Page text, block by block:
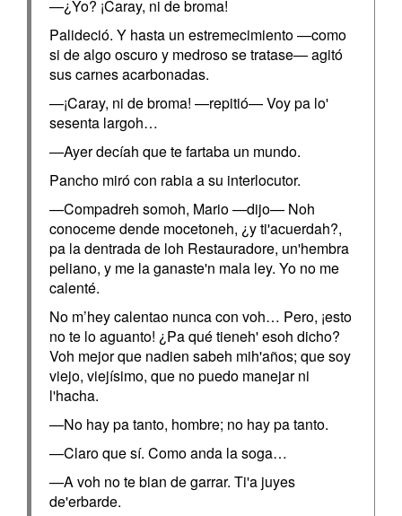
—¿Yo? ¡Caray, ni de broma!
Palideció. Y hasta un estremecimiento —como
si de algo oscuro y medroso se tratase— agitó
sus carnes acarbonadas.
—¡Caray, ni de broma! —repitió— Voy pa lo'
sesenta largoh…
—Ayer decíah que te fartaba un mundo.
Pancho miró con rabia a su interlocutor.
—Compadreh somoh, Mario —dijo— Noh
conoceme dende mocetoneh, ¿y ti'acuerdah?,
pa la dentrada de loh Restauradore, un'hembra
peliano, y me la ganaste'n mala ley. Yo no me
calenté.
No m’hey calentao nunca con voh… Pero, ¡esto
no te lo aguanto! ¿Pa qué tieneh' esoh dicho?
Voh mejor que nadien sabeh mih'años; que soy
viejo, viejísimo, que no puedo manejar ni
l'hacha.
—No hay pa tanto, hombre; no hay pa tanto.
—Claro que sí. Como anda la soga…
—A voh no te bian de garrar. Ti'a juyes
de'erbarde.